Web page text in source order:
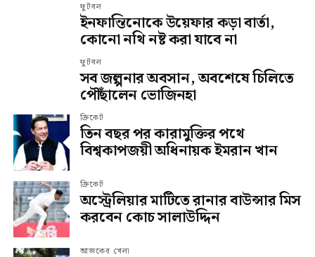
ফুটবল
ইনফান্তিনোকে উয়েফার কড়া বার্তা,
কোনো নথি নষ্ট করা যাবে না
ফুটবল
সব জল্পনার অবসান, অবশেষে চিলিতে
পৌঁছালেন ভোজিনহা
ক্রিকেট
তিন বছর পর কারামুক্তির পথে
বিশ্বকাপজয়ী অধিনায়ক ইমরান খান
ক্রিকেট
অস্ট্রেলিয়ার মাটিতে রানার বাউন্সার মিস
করবেন কোচ সালাউদ্দিন
আজকের খেলা